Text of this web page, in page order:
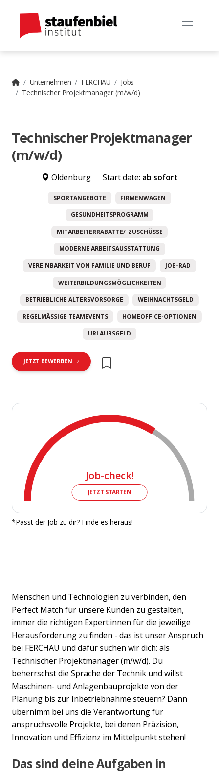
Unternehmen FERCHAU
Jobs
Technischer Projektmanager (m/w/d)
Technischer Projektmanager
(m/w/d)
Oldenburg Start date: ab sofort
SPORTANGEBOTE FIRMENWAGEN
GESUNDHEITSPROGRAMM
MITARBEITERRABATTE/-ZUSCHÜSSE
MODERNE ARBEITSAUSSTATTUNG
VEREINBARKEIT VON FAMILIE UND BERUF JOB-RAD
WEITERBILDUNGSMÖGLICHKEITEN
BETRIEBLICHE ALTERSVORSORGE WEIHNACHTSGELD
REGELMÄSSIGE TEAMEVENTS HOMEOFFICE-OPTIONEN
URLAUBSGELD
JETZT BEWERBEN
Job-check!
JETZT STARTEN
*Passt der Job zu dir? Finde es heraus!
Menschen und Technologien zu verbinden, den
Perfect Match für unsere Kunden zu gestalten,
immer die richtigen Expert:innen für die jeweilige
Herausforderung zu finden - das ist unser Anspruch
bei FERCHAU und dafür suchen wir dich: als
Technischer Projektmanager (m/w/d). Du
beherrschst die Sprache der Technik und willst
Maschinen- und Anlagenbauprojekte von der
Planung bis zur Inbetriebnahme steuern? Dann
übernimm bei uns die Verantwortung für
anspruchsvolle Projekte, bei denen Präzision,
Innovation und Effizienz im Mittelpunkt stehen!
Das sind deine Aufgaben in